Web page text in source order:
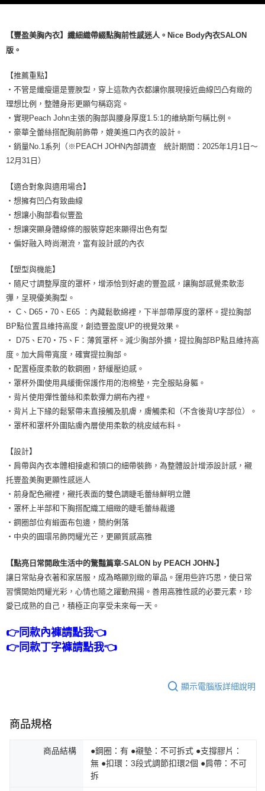
【豐盈美胸內衣】纖細織帶綴點胸前性感迷人。Nice Body內衣SALON
版。
【推薦重點】
・不管是纖瘦還是豐腴型，穿上這款內衣都讓你展現接近曲線凹凸有緻的
理想比例，整體身形更顯勻稱窈窕。
・實現Peach John主張的胸部與腰身厚度1.5:1的維納斯勻稱比例。
・豪華全蕾絲搭配胸前飾帶，媲美進口內衣的設計。
・銷量No.1系列（※PEACH JOHN內部調查 統計期間：2025年1月1日～
12月31日）
【適合對象與適用場合】
・想擁有凹凸有致曲線
・想讓小胸部看似豐盈
・想讓突顯身體線條的服裝穿起來顯得出色有型
・偏好融入時尚潮流，富有設計感的內衣
【塑型與機能】
・隨尺寸調整厚度的罩杯，增添恰到好處的豐盈感，讓胸部感覺柔軟澎
彈，呈現優美胸型。
・ C、D65・70、E65 ：內藏鬆軟綿裡，下半部帶厚度的罩杯。提拉胸部
BP點位置且維持高度，創造豐盈度UP的視覺效果。
・ D75、E70・75、F：薄質罩杯。減少胸部外擴，提拉胸部BP點且維持高
度。加大肩帶寬度，確實提拉胸部。
・配置極度柔軟的軟鋼圈，舒緩壓迫感。
・罩杯外圍使用具緩衝保護作用的泡棉墊，完全服貼身軀。
・背片使用彈性蕾絲和柔軟彈力網布內裡。
・背片上下緣的鬆緊帶未直接觸及肌膚，膚觸柔和（不含後背U字部位）。
・罩杯和罩杯外圍貼膚內層使用柔軟的桃皮絨布料。
【設計】
・肩帶與內衣本體相接處和領口的細帶裝飾，為整體設計增添設計感，襯
托豐盈美胸更顯性感迷人
・前身配色襯裡，襯托表面的雙色調睫毛蕾絲鮮明立體
・罩杯上半部和下胸搭配織工細緻的睫毛蕾絲裁邊
・鋼圈部位有緞面布包邊，簡約俐落
・中央的圓環吊飾閃耀光芒，更顯質感高雅
【點亮日常開啟生活中的驚豔篇章-SALON by PEACH JOHN-】
讓日常貼身衣著和家居服，成為略顯別緻的單品。運用些許巧思，使日常
習慣開始閃耀光彩，心情也隨之躍動飛揚。善用高雅性感的必要元素，珍
愛已成熟的自己，積極正向享受未來每一天。
👉同款內褲請點我👈
👉同款丁字褲請點我👈
顯示電腦版詳細說明
商品規格
商品結構
●鋼圈：有 ●襯墊：不可拆式 ●支撐膠片：
無 ●扣環：3段式調節扣環2個 ●肩帶：不可
拆